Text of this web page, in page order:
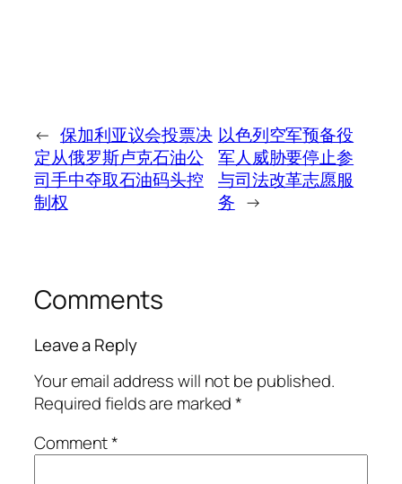
← 保加利亚议会投票决
定从俄罗斯卢克石油公
司手中夺取石油码头控
制权
以色列空军预备役
军人威胁要停止参
与司法改革志愿服
务 →
Comments
Leave a Reply
Your email address will not be published.
Required fields are marked*
Comment*